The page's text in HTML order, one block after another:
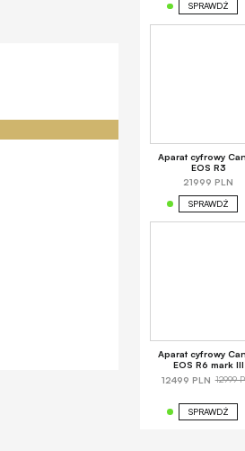
SPRAWDŹ
Aparat cyfrowy
EOS R3
21999 PLN
SPRAWDŹ
Aparat cyfrowy
EOS R6 mark III
12499 PLN 12999
SPRAWDŹ